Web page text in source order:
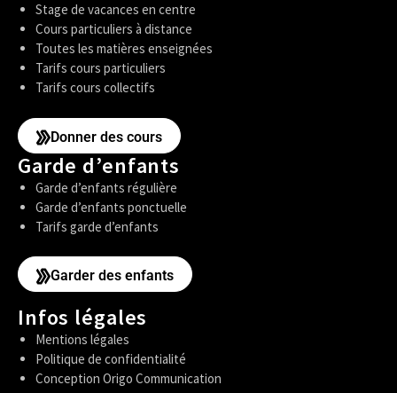
Stage de vacances en centre
Cours particuliers à distance
Toutes les matières enseignées
Tarifs cours particuliers
Tarifs cours collectifs
Donner des cours
Garde d’enfants
Garde d’enfants régulière
Garde d’enfants ponctuelle
Tarifs garde d’enfants
Garder des enfants
Infos légales
Mentions légales
Politique de confidentialité
Conception Origo Communication